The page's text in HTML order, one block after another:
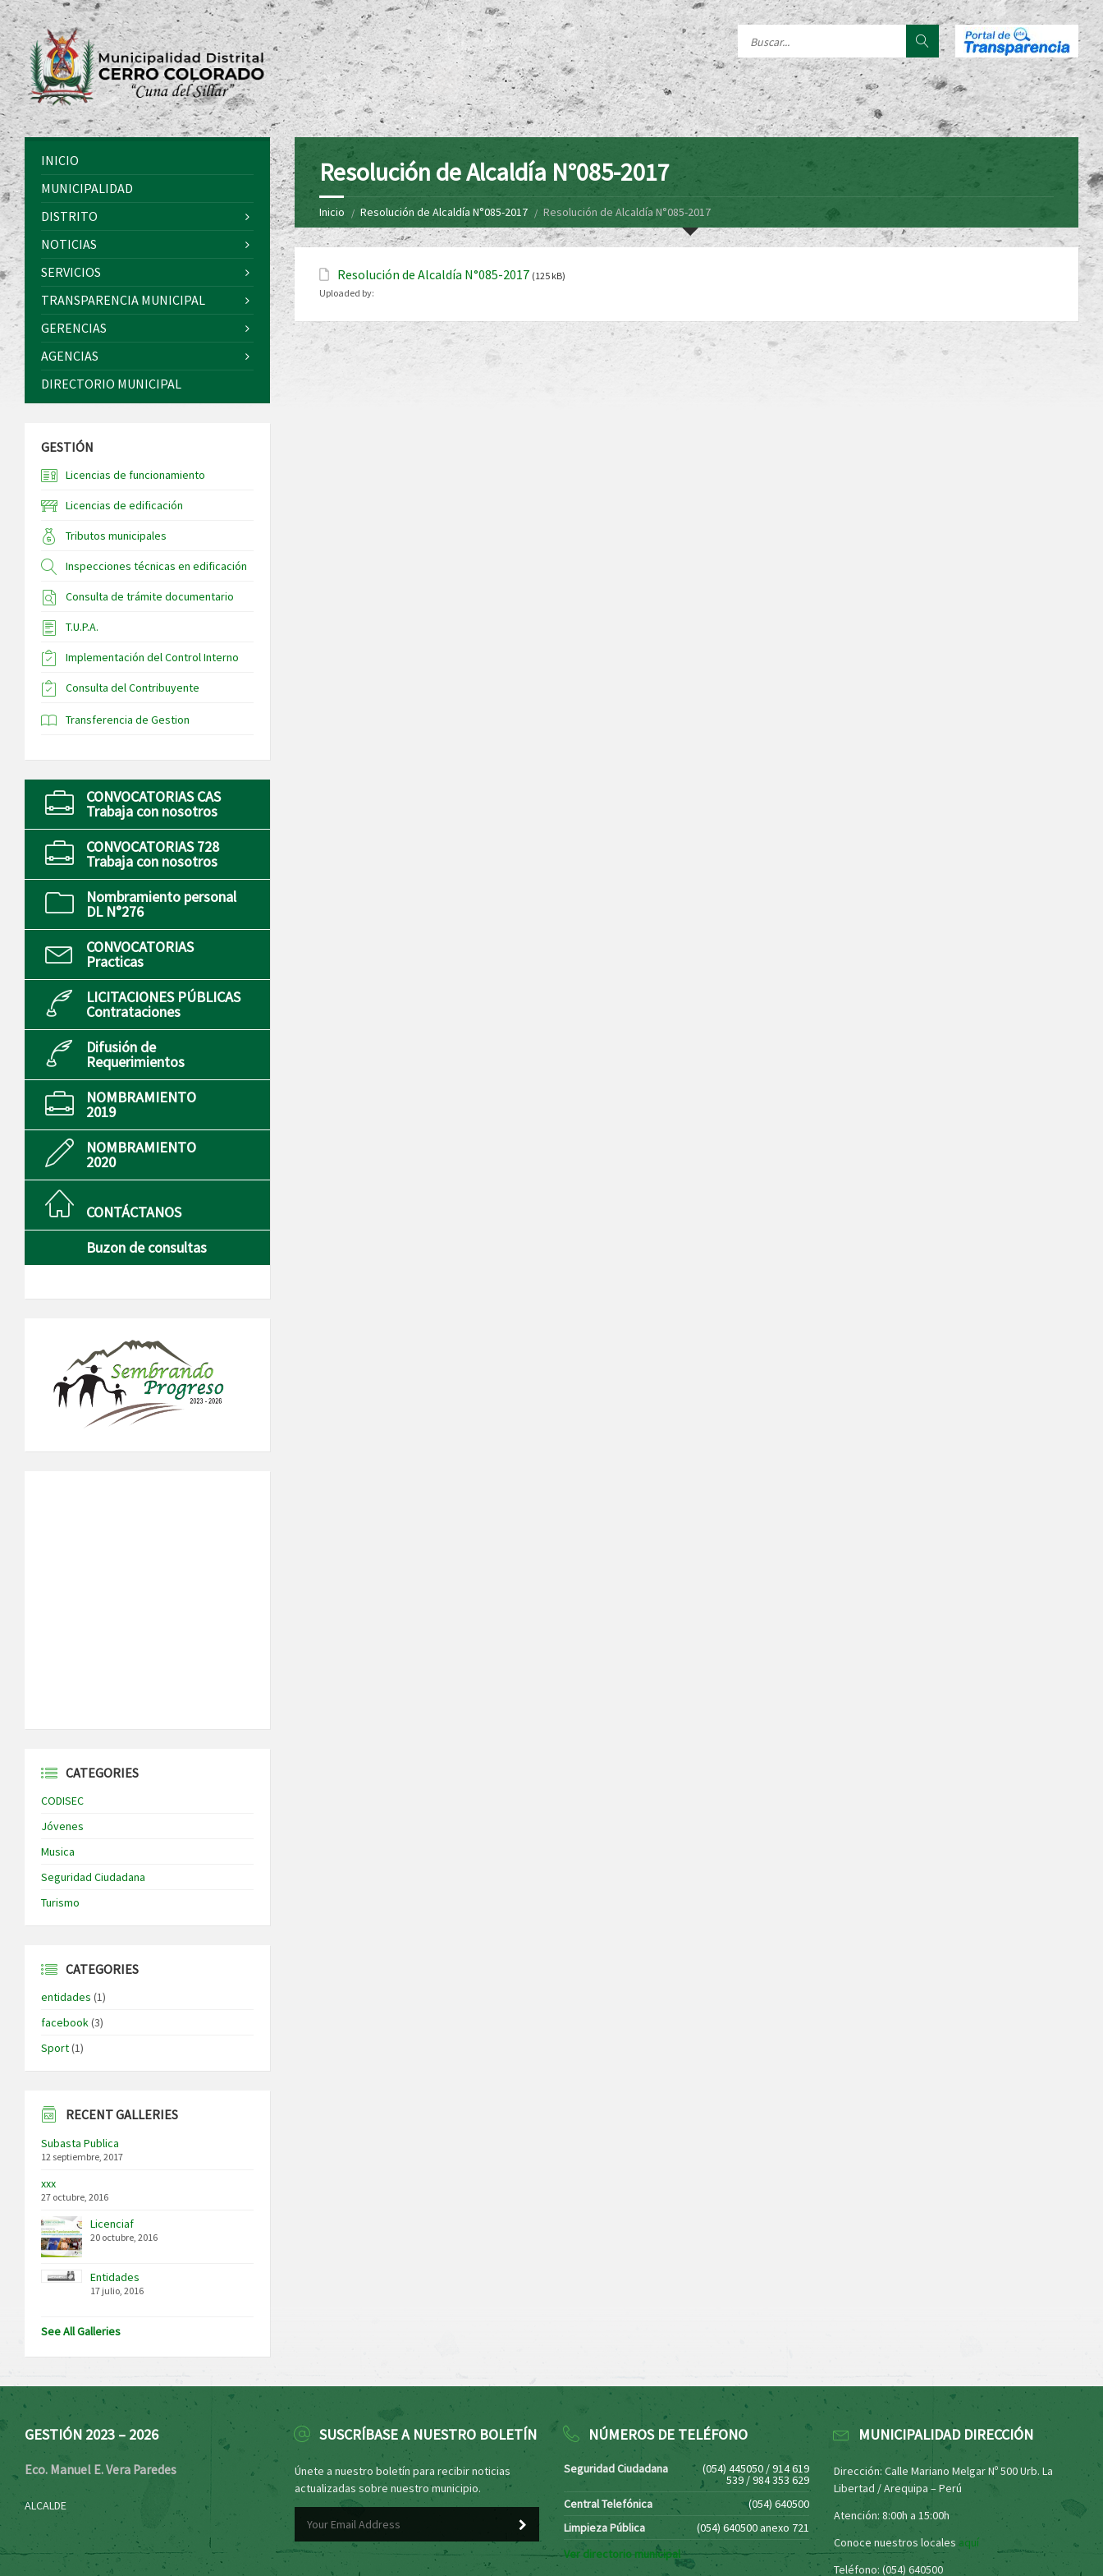
Resolución de Alcaldía N°085-2017
Inicio Resolución de Alcaldía N°085-2017 Resolución de Alcaldía N°085-2017
Resolución de Alcaldía N°085-2017 (125 kB)
Uploaded by:
INICIO
MUNICIPALIDAD
DISTRITO
NOTICIAS
SERVICIOS
TRANSPARENCIA MUNICIPAL
GERENCIAS
AGENCIAS
DIRECTORIO MUNICIPAL
GESTIÓN
Licencias de funcionamiento
Licencias de edificación
Tributos municipales
Inspecciones técnicas en edificación
Consulta de trámite documentario
T.U.P.A.
Implementación del Control Interno
Consulta del Contribuyente
Transferencia de Gestion
CONVOCATORIAS CAS
Trabaja con nosotros
CONVOCATORIAS 728
Trabaja con nosotros
Nombramiento personal
DL N°276
CONVOCATORIAS
Practicas
LICITACIONES PÚBLICAS
Contrataciones
Difusión de
Requerimientos
NOMBRAMIENTO
2019
NOMBRAMIENTO
2020
CONTÁCTANOS
Buzon de consultas
CATEGORIES
CODISEC
Jóvenes
Musica
Seguridad Ciudadana
Turismo
CATEGORIES
entidades (1)
facebook(3)
Sport(1)
RECENT GALLERIES
Subasta Publica
12 septiembre, 2017
xxx
27 octubre, 2016
Licenciaf
20 octubre, 2016
Entidades
17 julio, 2016
See All Galleries
GESTIÓN 2023 – 2026
Eco. Manuel E. Vera Paredes
ALCALDE
SUSCRÍBASE A NUESTRO BOLETÍN
Únete a nuestro boletín para recibir noticias
actualizadas sobre nuestro municipio.
NÚMEROS DE TELÉFONO
Seguridad Ciudadana (054) 445050 / 914 619
539 / 984 353 629
Central Telefónica
(054) 640500
Limpieza Pública
(054) 640500 anexo 721
Ver directorio municipal
MUNICIPALIDAD DIRECCIÓN
Dirección: Calle Mariano Melgar Nº 500 Urb. La
Libertad / Arequipa – Perú
Atención: 8:00h a 15:00h
Conoce nuestros locales aquí
Teléfono: (054) 640500